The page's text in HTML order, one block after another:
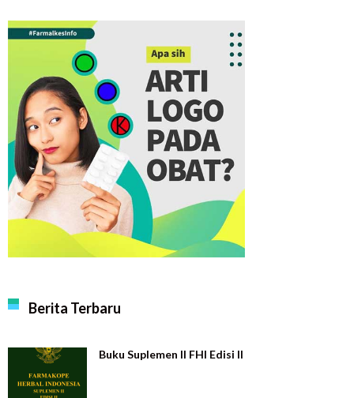
Berita Terbaru
Buku Suplemen II FHI Edisi II